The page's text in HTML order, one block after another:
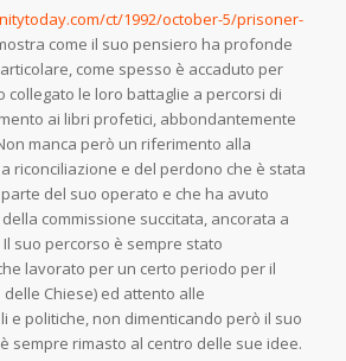
ct/1992/october-5/prisoner-
come il suo pensiero ha profonde
come spesso è accaduto per
collegato le loro battaglie a percorsi di
ai libri profetici, abbondantemente
manca però un riferimento alla
riconciliazione e del perdono che è stata
del suo operato e che ha avuto
commissione succitata, ancorata a
suo percorso è sempre stato
lavorato per un certo periodo per il
delle Chiese) ed attento alle
e politiche, non dimenticando però il suo
sempre rimasto al centro delle sue idee.